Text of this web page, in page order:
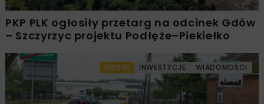
PKP PLK ogłosiły przetarg na odcinek Gdów
– Szczyrzyc projektu Podłęże–Piekiełko
DROGI INWESTYCJE WIADOMOŚCI